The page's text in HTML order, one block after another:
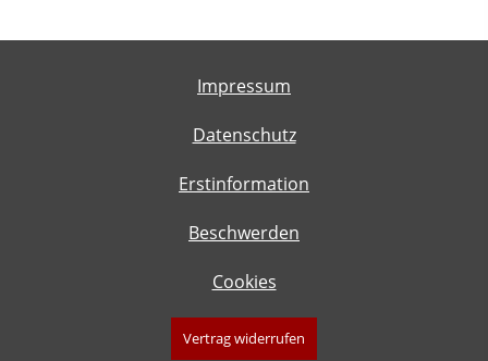
Impressum
Datenschutz
Erstinformation
Beschwerden
Cookies
Vertrag widerrufen